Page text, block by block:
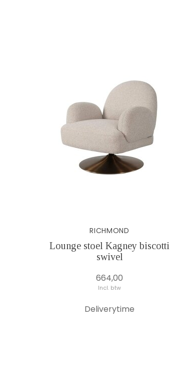
RICHMOND
Lounge stoel Kagney biscotti
swivel
664,00
Incl. btw
Deliverytime